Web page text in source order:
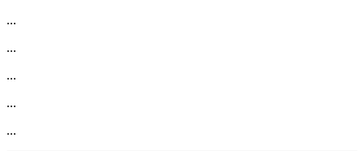
...
...
...
...
...